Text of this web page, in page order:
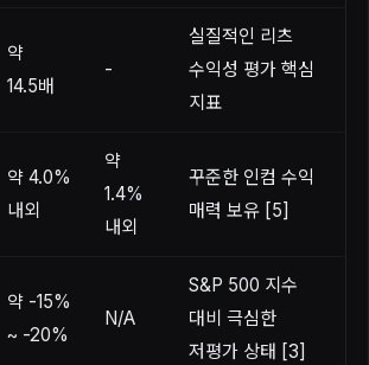
약
14.5배
-
실질적인 리츠
수익성 평가 핵심
지표
약 4.0%
내외
약
1.4%
내외
꾸준한 인컴 수익
매력 보유 [5]
약 -15%
~ -20%
N/A
S&P 500 지수
대비 극심한
저평가 상태 [3]